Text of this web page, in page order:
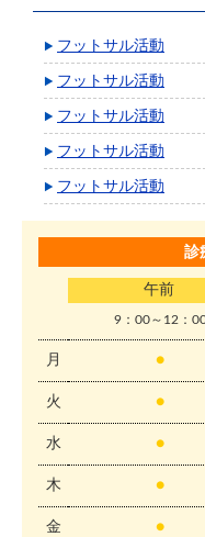
フットサル活動
フットサル活動
フットサル活動
フットサル活動
フットサル活動
診
午前
9：00～12：
月 ●
火 ●
水 ●
木 ●
金 ●